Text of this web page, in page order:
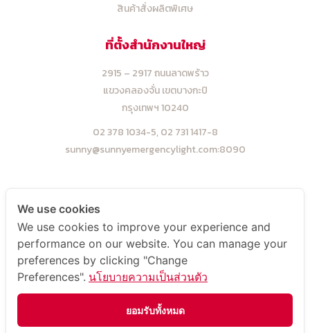
สินค้าสั่งผลิตพิเศษ
ที่ตั้งสำนักงานใหญ่
2915 – 2917 ถนนลาดพร้าว
แขวงคลองจั่น เขตบางกะปิ
กรุงเทพฯ 10240
02 378 1034-5, 02 731 1417-8
sunny@sunnyemergencylight.com:8090
5 ,7 ,9 ซ.โพธิ์แก้ว 3 แยก 9
แขวงคลองจั่น เขตบางกะปิ
กรุงเทพฯ 10240
02 948 4450-2
sale@sunnyemergencylight.com
We use cookies
We use cookies to improve your experience and
performance on our website. You can manage your
preferences by clicking "Change
Preferences". นโยบายความเป็นส่วนตัว
ยอมรับทั้งหมด